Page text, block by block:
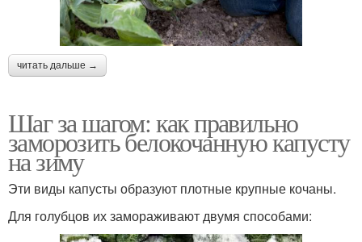
читать дальше →
Шаг за шагом: как правильно
заморозить белокочанную капусту
на зиму
Эти виды капусты образуют плотные крупные кочаны.
Для голубцов их замораживают двумя способами: